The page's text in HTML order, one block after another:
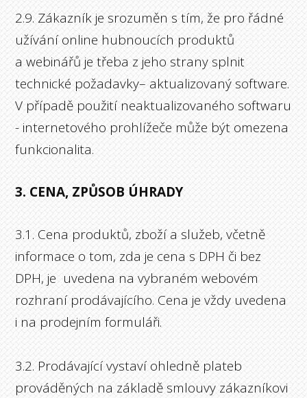
2.9. Zákazník je srozuměn s tím, že pro řádné
užívání online hubnoucích produktů
a webinářů je třeba z jeho strany splnit
technické požadavky– aktualizovaný software.
V případě použití neaktualizovaného softwaru
- internetového prohlížeče může být omezena
funkcionalita.
3. CENA, ZPŮSOB ÚHRADY
3.1. Cena produktů, zboží a služeb, včetně
informace o tom, zda je cena s DPH či bez
DPH, je uvedena na vybraném webovém
rozhraní prodávajícího. Cena je vždy uvedena
i na prodejním formuláři.
3.2. Prodávající vystaví ohledně plateb
prováděných na základě smlouvy zákazníkovi